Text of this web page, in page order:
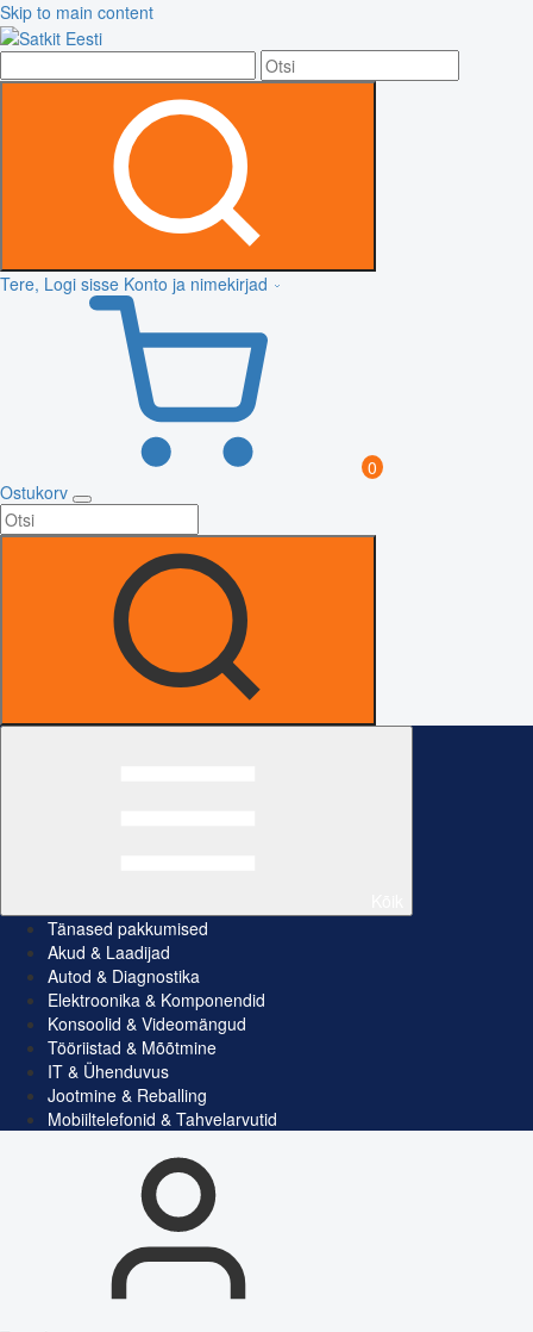
Skip to main content
Tere, Logi sisse Konto ja nimekirjad
0
Ostukorv
Tänased pakkumised
Akud & Laadijad
Autod & Diagnostika
Elektroonika & Komponendid
Konsoolid & Videomängud
Tööriistad & Mõõtmine
IT & Ühenduvus
Jootmine & Reballing
Mobiiltelefonid & Tahvelarvutid